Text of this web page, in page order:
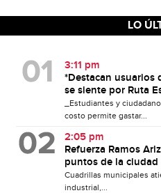
LO
3:11 pm
*Destacan usuarios
se siente por Ruta
_Estudiantes y
costo permite gastar...
2:05 pm
Refuerza Ramos
puntos de la ciudad
Cuadrillas municipales
industrial,...